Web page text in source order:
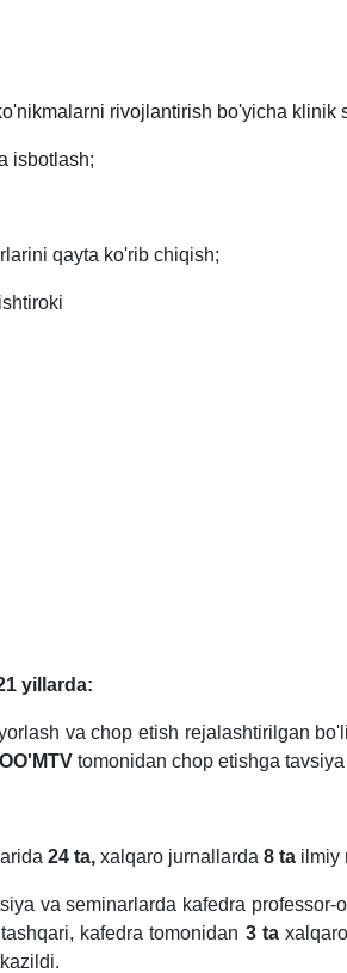
rivojlantirish bo'yicha klinik
isbotlash;
qayta ko'rib chiqish;
yillarda:
va chop etish rejalashtirilgan
OO'MTV tomonidan chop etishga
24 ta, xalqaro jurnallarda 8 ta ilmiy
va seminarlarda kafedra
kafedra tomonidan 3 ta